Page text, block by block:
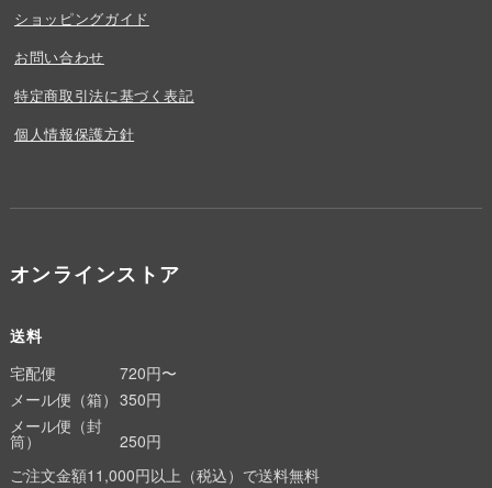
ショッピングガイド
お問い合わせ
特定商取引法に基づく表記
個人情報保護方針
オンラインストア
送料
宅配便
720円〜
メール便（箱） 350円
メール便（封
筒）
250円
ご注文金額11,000円以上（税込）で送料無料